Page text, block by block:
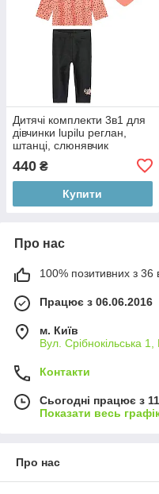
Дитячі комплекти 3в1 для
дівчинки lupilu реглан,
штанці, слюнявчик
440 ₴
Купити
Про нас
100% позитивних з 36
Працює з 06.06.2016
м. Київ
Вул. Срібнокільська 1,
Контакти
Сьогодні працює з
Показати весь
Про нас